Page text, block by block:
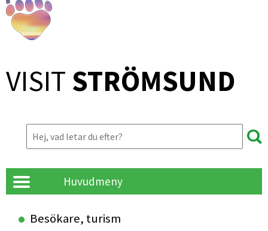
VISIT STRÖMSUND
Huvudmeny
Besökare, turism